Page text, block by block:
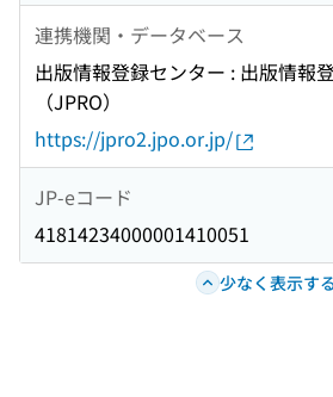
連携機関・データベース
出版情報登録センター : 出版情報
（JPRO）
https://jpro2.jpo.or.jp/
JP-eコード
41814234000001410051
少なく表示する